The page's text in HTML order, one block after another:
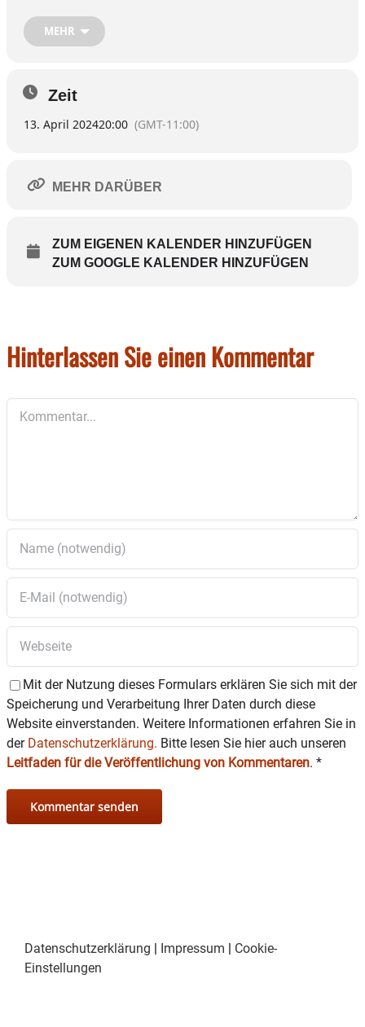
https://www.facebook.com/petermayerhofka
pelle/?locale=de_DE
MEHR
Zeit
13. April 202420:00 (GMT-11:00)
MEHR DARÜBER
ZUM EIGENEN KALENDER HINZUFÜGEN
ZUM GOOGLE KALENDER HINZUFÜGEN
Hinterlassen Sie einen Kommentar
Mit der Nutzung dieses Formulars erklären Sie sich mit der
Speicherung und Verarbeitung Ihrer Daten durch diese
Website einverstanden. Weitere Informationen erfahren Sie in
der Datenschutzerklärung. Bitte lesen Sie hier auch unseren
Leitfaden für die Veröffentlichung von Kommentaren. *
Datenschutzerklärung | Impressum | Cookie-
Einstellungen